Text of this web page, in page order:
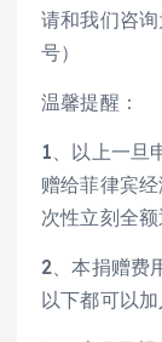
请和我们咨
号）
温馨提醒：
1、以上一旦
赠给菲律宾
次性立刻全额
2、本捐赠费
以下都可以加